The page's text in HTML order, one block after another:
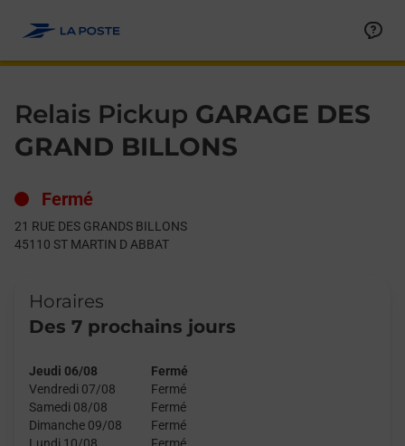
Relais Pickup GARAGE DES
GRAND BILLONS
Fermé
21 RUE DES GRANDS BILLONS
45110 ST MARTIN D ABBAT
Horaires
Des 7 prochains jours
Jeudi 06/08
Fermé
Vendredi 07/08
Fermé
Samedi 08/08
Fermé
Dimanche 09/08
Fermé